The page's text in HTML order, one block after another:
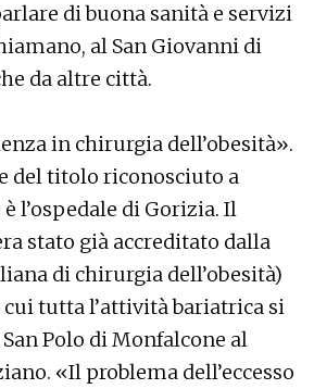
di buona sanità e servizi
al San Giovanni di
da altre città.
in chirurgia dell’obesità».
del titolo riconosciuto a
l’ospedale di Gorizia. Il
stato già accreditato dalla
di chirurgia dell’obesità)
cui tutta l’attività bariatrica si
Polo di Monfalcone al
«Il problema dell’eccesso